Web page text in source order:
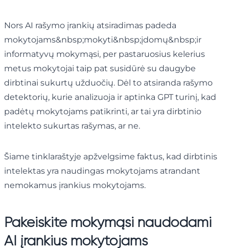
Nors AI rašymo įrankių atsiradimas padeda
mokytojams&nbsp;mokyti&nbsp;įdomų&nbsp;ir
informatyvų mokymąsi, per pastaruosius kelerius
metus mokytojai taip pat susidūrė su daugybe
dirbtinai sukurtų užduočių. Dėl to atsiranda rašymo
detektorių, kurie analizuoja ir aptinka GPT turinį, kad
padėtų mokytojams patikrinti, ar tai yra dirbtinio
intelekto sukurtas rašymas, ar ne.
Šiame tinklaraštyje apžvelgsime faktus, kad dirbtinis
intelektas yra naudingas mokytojams atrandant
nemokamus įrankius mokytojams.
Pakeiskite mokymąsi naudodami
AI įrankius mokytojams